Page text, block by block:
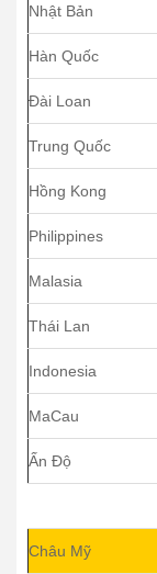
Nhật Bản
Hàn Quốc
Đài Loan
Trung Quốc
Hồng Kong
Philippines
Malasia
Thái Lan
Indonesia
MaCau
Ấn Độ
Châu Mỹ